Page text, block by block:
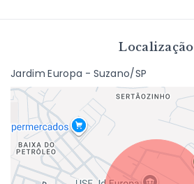
Localização
Jardim Europa - Suzano/SP